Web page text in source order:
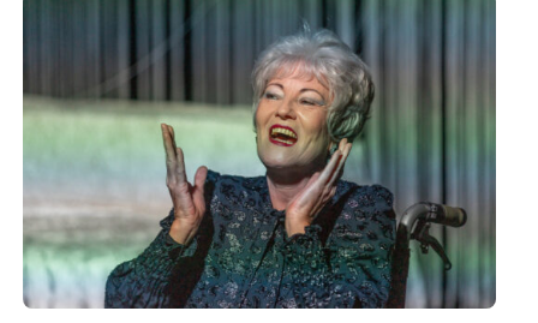
Theaterclub für Senior:innen + 60
Geschichte
Ensemble
Theater BAden ALsace Spielstätte im
Europäischen Forum am Rhein